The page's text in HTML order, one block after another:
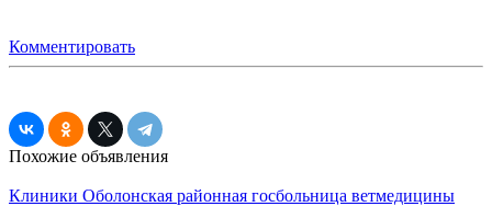
Комментировать
Похожие объявления
Клиники Оболонская районная госбольница ветмедицины